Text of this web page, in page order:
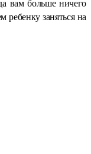
вам больше ничего
ребенку заняться на